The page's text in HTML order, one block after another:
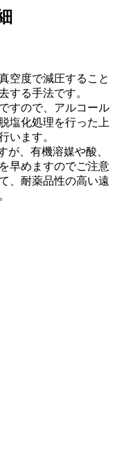
空度で減圧すること
する手法です。
すので、アルコール
塩化処理を行った上
います。
が、有機溶媒や酸、
早めますのでご注意
、耐薬品性の高い遠